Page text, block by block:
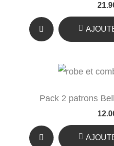
Pack 2 patrons